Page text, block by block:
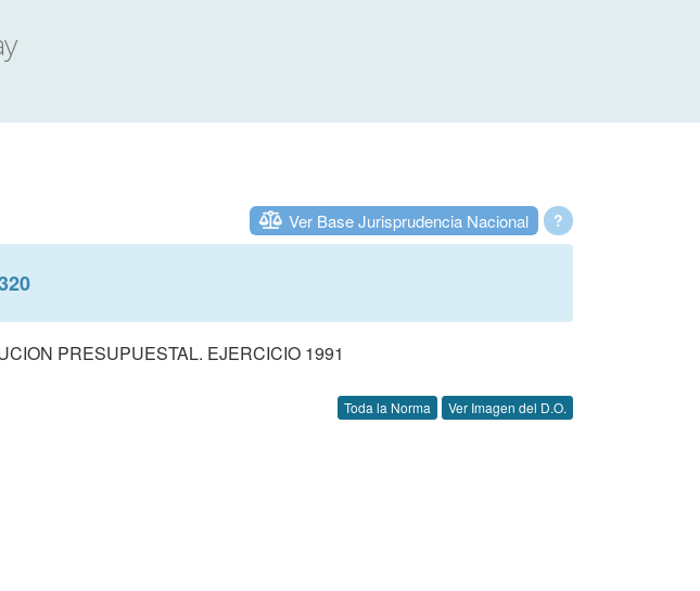
?
Ver Base Jurisprudencia Nacional
PRESUPUESTAL. EJERCICIO 1991
Toda la Norma Ver Imagen del D.O.